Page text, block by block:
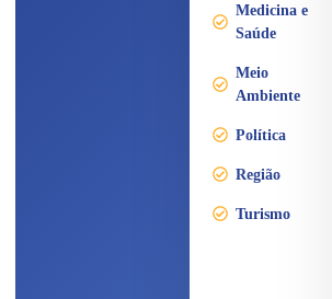
Medicina e
Saúde
Meio
Ambiente
Política
Região
Turismo